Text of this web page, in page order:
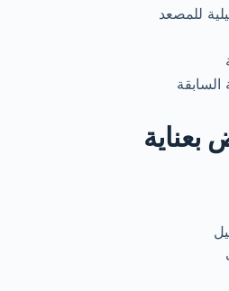
للمصعد
السابقة